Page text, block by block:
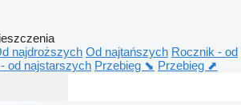
najdroższych Od najtańszych Rocznik - od
od najstarszych Przebieg ⬊ Przebieg ⬈